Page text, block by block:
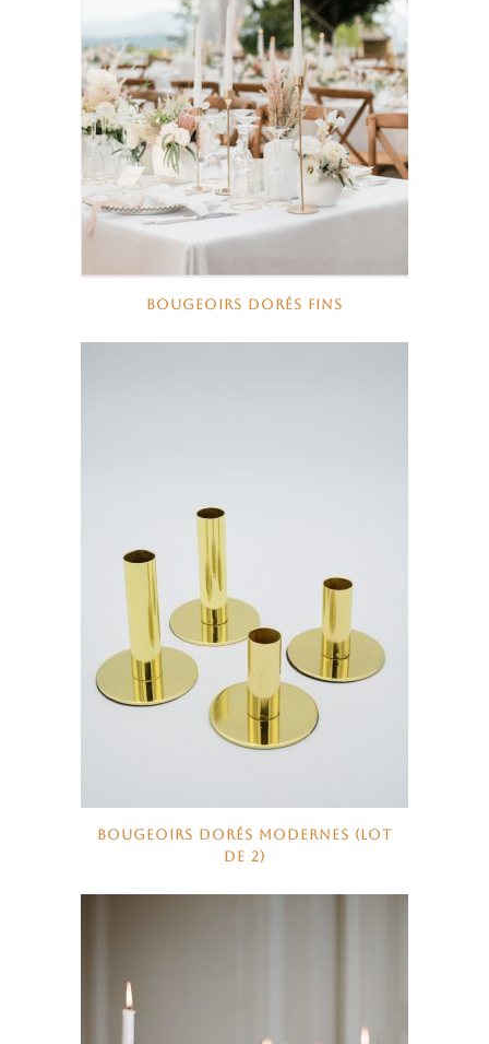
BOUGEOIRS DORÉS FINS
BOUGEOIRS DORÉS MODERNES (LOT
DE 2)